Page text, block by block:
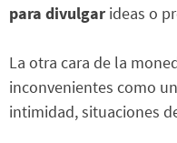
para divulgar ideas o
La otra cara de la
inconvenientes como
intimidad, situaciones